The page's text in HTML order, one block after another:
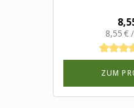
8,55 €
ZUM